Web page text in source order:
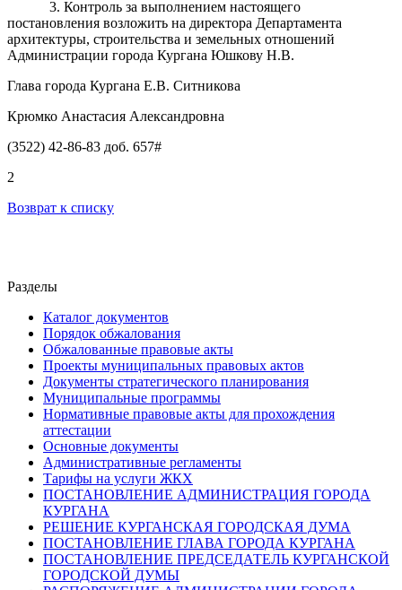
3. Контроль за выполнением настоящего
постановления возложить на директора Департамента
архитектуры, строительства и земельных отношений
Администрации города Кургана Юшкову Н.В.
Глава города Кургана Е.В. Ситникова
Крюмко Анастасия Александровна
(3522) 42-86-83 доб. 657#
2
Возврат к списку
Разделы
Каталог документов
Порядок обжалования
Обжалованные правовые акты
Проекты муниципальных правовых актов
Документы стратегического планирования
Муниципальные программы
Нормативные правовые акты для прохождения
аттестации
Основные документы
Административные регламенты
Тарифы на услуги ЖКХ
ПОСТАНОВЛЕНИЕ АДМИНИСТРАЦИЯ ГОРОДА
КУРГАНА
РЕШЕНИЕ КУРГАНСКАЯ ГОРОДСКАЯ ДУМА
ПОСТАНОВЛЕНИЕ ГЛАВА ГОРОДА КУРГАНА
ПОСТАНОВЛЕНИЕ ПРЕДСЕДАТЕЛЬ КУРГАНСКОЙ
ГОРОДСКОЙ ДУМЫ